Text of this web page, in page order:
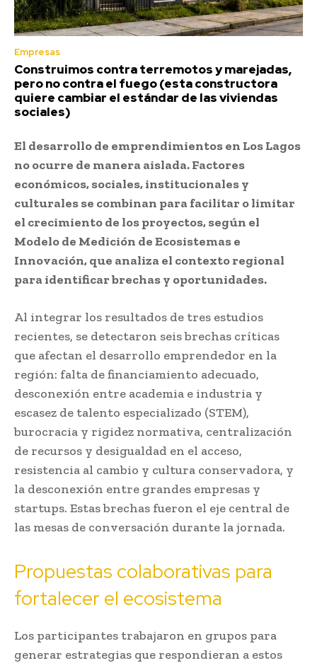
Empresas
Construimos contra terremotos y marejadas,
pero no contra el fuego (esta constructora
quiere cambiar el estándar de las viviendas
sociales)
El desarrollo de emprendimientos en Los Lagos
no ocurre de manera aislada. Factores
económicos, sociales, institucionales y
culturales se combinan para facilitar o limitar
el crecimiento de los proyectos, según el
Modelo de Medición de Ecosistemas e
Innovación, que analiza el contexto regional
para identificar brechas y oportunidades.
Al integrar los resultados de tres estudios
recientes, se detectaron seis brechas críticas
que afectan el desarrollo emprendedor en la
región: falta de financiamiento adecuado,
desconexión entre academia e industria y
escasez de talento especializado (STEM),
burocracia y rigidez normativa, centralización
de recursos y desigualdad en el acceso,
resistencia al cambio y cultura conservadora, y
la desconexión entre grandes empresas y
startups. Estas brechas fueron el eje central de
las mesas de conversación durante la jornada.
Propuestas colaborativas para
fortalecer el ecosistema
Los participantes trabajaron en grupos para
generar estrategias que respondieran a estos